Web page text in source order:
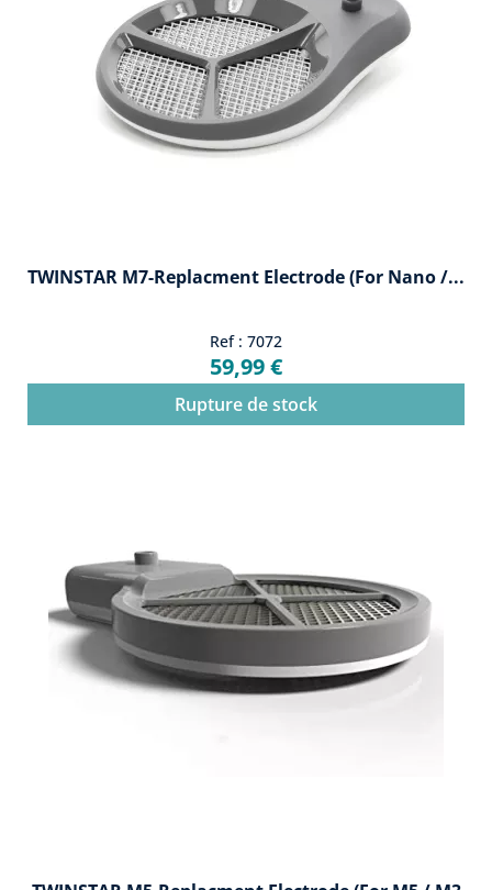
TWINSTAR M7-Replacment Electrode (for Nano /...
Ref : 7072
59,99 €
Rupture de stock